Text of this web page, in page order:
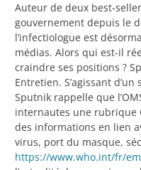
Auteur de deux best-
gouvernement depuis le
l’infectiologue est
médias. Alors qui est-il
craindre ses positions ?
Entretien. S’agissant
Sputnik rappelle que
internautes une rubrique
des informations en lien
virus, port du masque,
https://www.who.int/fr/